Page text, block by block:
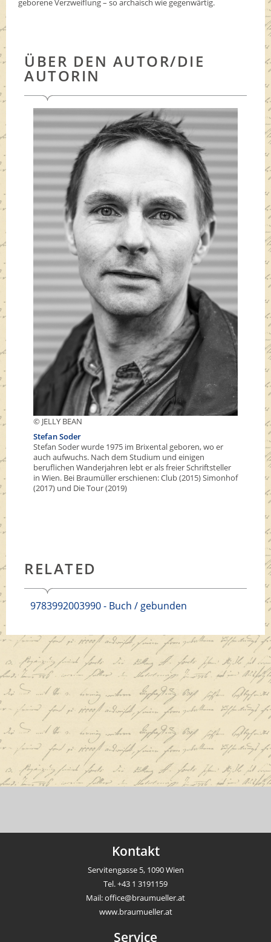
geborene Verzweiflung – so archaisch wie gegenwärtig.
ÜBER DEN AUTOR/DIE
AUTORIN
© JELLY BEAN
Stefan Soder
Stefan Soder wurde 1975 im Brixental geboren, wo er
auch aufwuchs. Nach dem Studium und einigen
beruflichen Wanderjahren lebt er als freier Schriftsteller
in Wien. Bei Braumüller erschienen: Club (2015) Simonhof
(2017) und Die Tour (2019)
RELATED
9783992003990 - Buch / gebunden
Kontakt
Servitengasse 5, 1090 Wien
Tel.+43 1 3191159
Mail:office@braumueller.at
www.braumueller.at
Service